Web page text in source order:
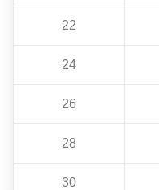
22
24
26
28
30